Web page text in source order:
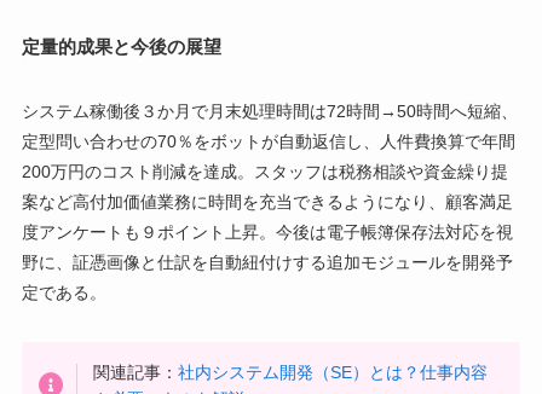
定量的成果と今後の展望
システム稼働後３か月で月末処理時間は72時間→50時間へ短縮、
定型問い合わせの70％をボットが自動返信し、人件費換算で年間
200万円のコスト削減を達成。スタッフは税務相談や資金繰り提
案など高付加価値業務に時間を充当できるようになり、顧客満足
度アンケートも９ポイント上昇。今後は電子帳簿保存法対応を視
野に、証憑画像と仕訳を自動紐付けする追加モジュールを開発予
定である。
関連記事：社内システム開発（SE）とは？仕事内容